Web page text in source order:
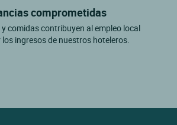
comprometidas
comidas contribuyen al empleo local
los ingresos de nuestros hoteleros.